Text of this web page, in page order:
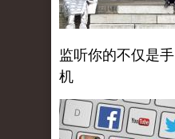
监听你的不仅是手
机